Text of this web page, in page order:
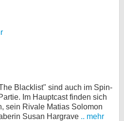
Blacklist" sind auch im Spin-
Im Hauptcast finden sich
sein Rivale Matias Solomon
Susan Hargrave .. mehr